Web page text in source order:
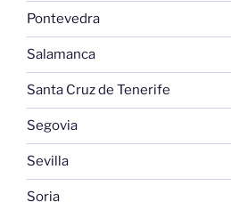
Pontevedra
Salamanca
Santa Cruz de Tenerife
Segovia
Sevilla
Soria